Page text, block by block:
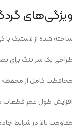
ویژگی‌های
ساخته‌ شده از لاستیک با
طراحی یک سر تنگ برای
محافظت کامل از محفظه
افزایش طول عمر قطعات
مقاومت بالا در شرایط